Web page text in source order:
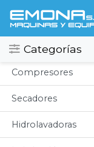
Categorías
Categorias
Todos
Compresores
Secadores
Hidrolavadoras